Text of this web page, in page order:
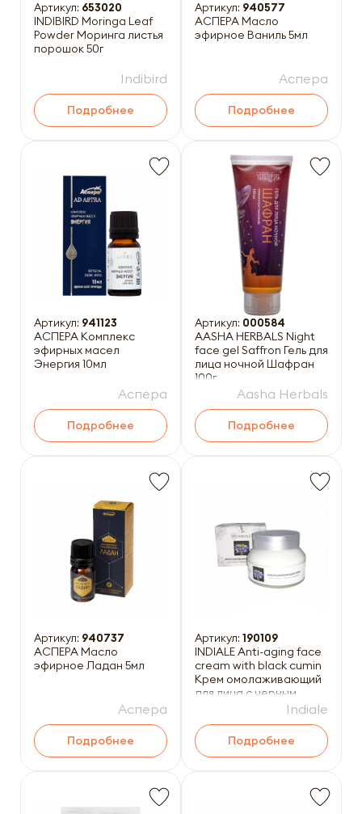
Артикул: 653020
INDIBIRD Moringa Leaf
Powder Моринга листья
порошок 50г
Indibird
Подробнее
Артикул: 940577
АСПЕРА Масло
эфирное Ваниль 5мл
Аспера
Подробнее
Артикул: 941123
АСПЕРА Комплекс
эфирных масел
Энергия 10мл
Аспера
Подробнее
Артикул: 000584
AASHA HERBALS Night
face gel Saffron Гель для
лица ночной Шафран
100г
Aasha Herbals
Подробнее
Артикул: 940737
АСПЕРА Масло
эфирное Ладан 5мл
Аспера
Подробнее
Артикул: 190109
INDIALE Anti-aging face
cream with black cumin
Крем омолаживающий
для лица с черным
Indiale
Подробнее